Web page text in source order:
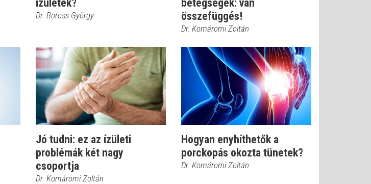
ízületek?
Dr. Boross György
betegségek: van
összefüggés!
Dr. Komáromi Zoltán
Jó tudni: ez az ízületi
problémák két nagy
csoportja
Dr. Komáromi Zoltán
Hogyan enyhíthetők a
porckopás okozta tünetek?
Dr. Komáromi Zoltán